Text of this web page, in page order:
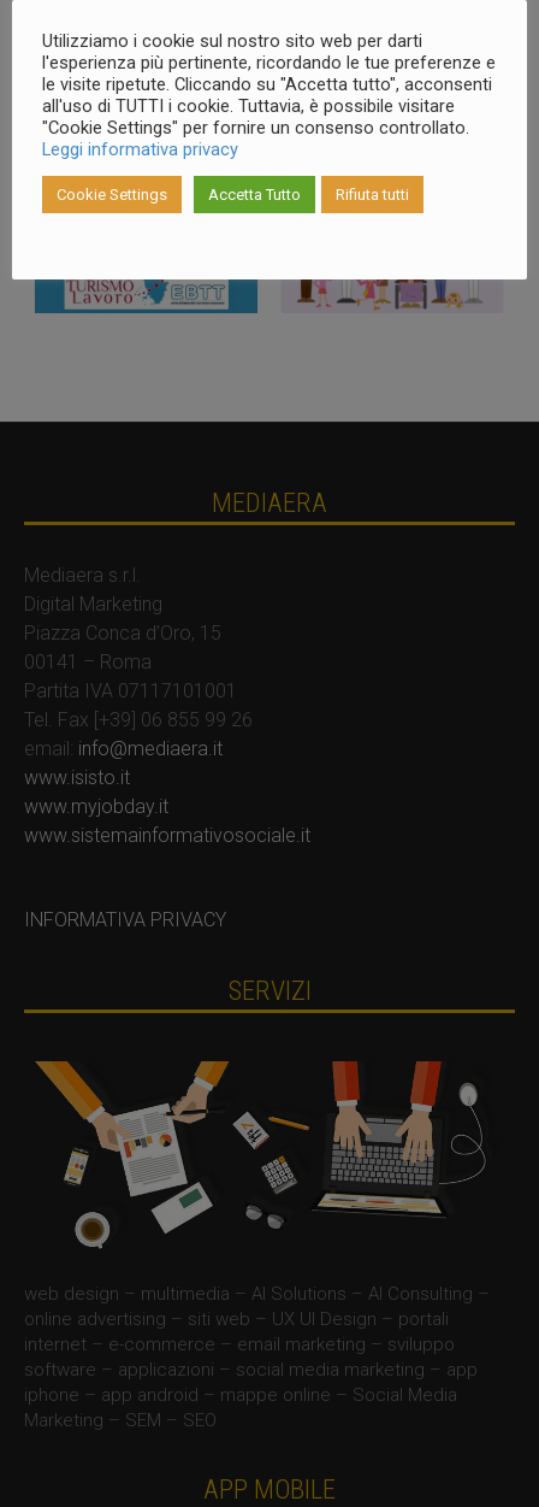
LAVORI – ISISTO
MEDIAERA
Mediaera s.r.l.
Digital Marketing
Piazza Conca d’Oro, 15
00141 – Roma
Partita IVA 07117101001
Tel. Fax [+39] 06 855 99 26
email: info@mediaera.it
www.isisto.it
www.myjobday.it
www.sistemainformativosociale.it
INFORMATIVA PRIVACY
SERVIZI
web design – multimedia – AI Solutions – AI Consulting –
online advertising – siti web – UX UI Design – portali
internet – e-commerce – email marketing – sviluppo
software – applicazioni – social media marketing – app
iphone – app android – mappe online – Social Media
Marketing – SEM – SEO
APP MOBILE
Utilizziamo i cookie sul nostro sito web per darti
l'esperienza più pertinente, ricordando le tue preferenze e
le visite ripetute. Cliccando su "Accetta tutto", acconsenti
all'uso di TUTTI i cookie. Tuttavia, è possibile visitare
"Cookie Settings" per fornire un consenso controllato.
Leggi informativa privacy
Cookie Settings Accetta Tutto Rifiuta tutti